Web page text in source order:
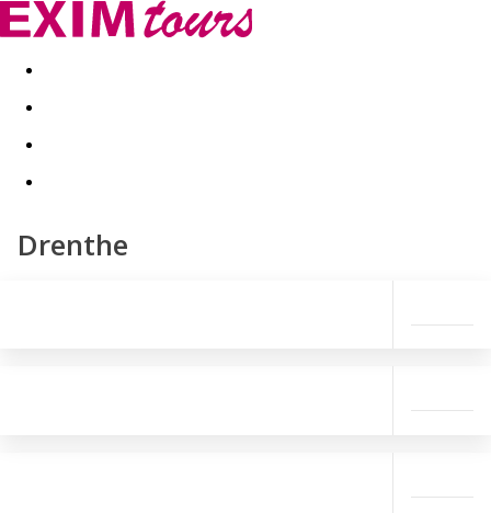
Akční nabídky Last minute
Drenthe